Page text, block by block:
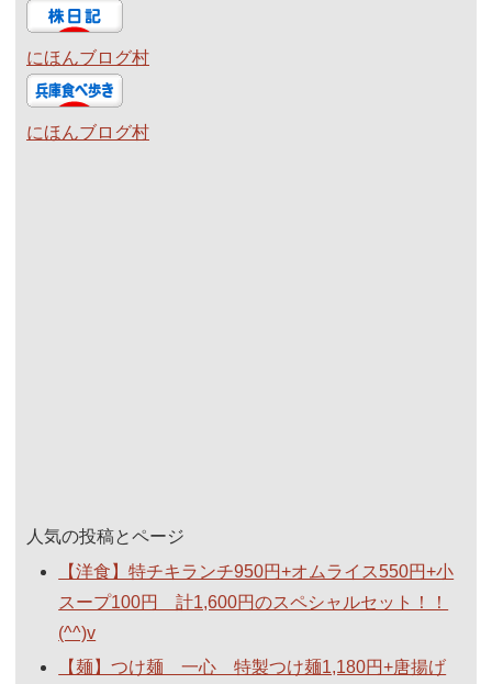
にほんブログ村
にほんブログ村
人気の投稿とページ
【洋食】特チキランチ950円+オムライス550円+小
スープ100円 計1,600円のスペシャルセット！！
(^^)v
【麺】つけ麺 一心 特製つけ麺1,180円+唐揚げ